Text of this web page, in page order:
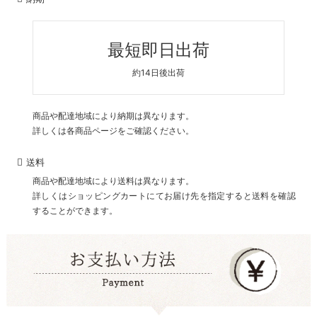
最短即日出荷
約14日後出荷
商品や配達地域により納期は異なります。
詳しくは各商品ページをご確認ください。
送料
商品や配達地域により送料は異なります。
詳しくはショッピングカートにてお届け先を指定すると送料を確認
することができます。